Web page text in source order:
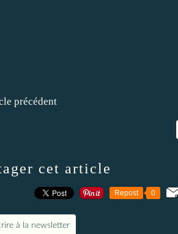
précédent
cet article
Repost 0
à la newsletter